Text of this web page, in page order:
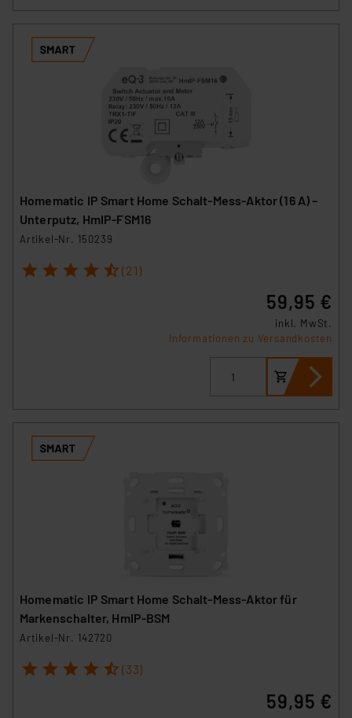
Homematic IP Smart Home Schalt-Mess-Aktor (16 A) –
Unterputz, HmIP-FSM16
Artikel-Nr. 150239
1 2 3 4 5 (21)
59,95 €
inkl. MwSt.
Informationen zu Versandkosten
Homematic IP Smart Home Schalt-Mess-Aktor für
Markenschalter, HmIP-BSM
Artikel-Nr. 142720
1 2 3 4 5 (33)
59,95 €